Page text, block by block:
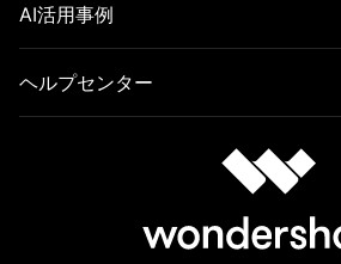
AI活用事例
ヘルプセンター